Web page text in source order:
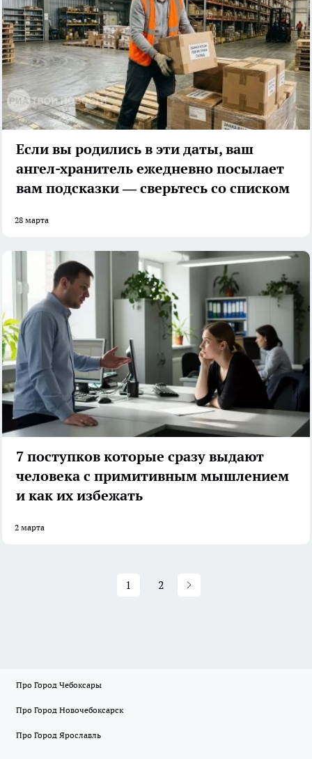
Если вы родились в эти даты, ваш
ангел-хранитель ежедневно посылает
вам подсказки — сверьтесь со списком
28 марта
7 поступков которые сразу выдают
человека с примитивным мышлением
и как их избежать
2 марта
1 2
Про Город Чебоксары
Про Город Новочебоксарск
Про Город Ярославль